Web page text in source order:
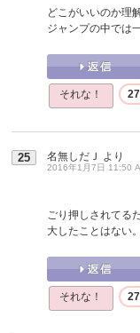
どこがいいのか理
ジャンプの中では
それな！
25 名無しだＪ より
2016年1月7日 11:50
ごり押しされてる
大したことはない。
それな！